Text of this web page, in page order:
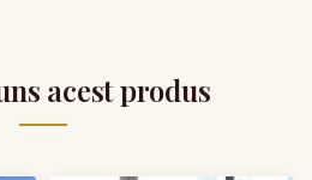
acest produs